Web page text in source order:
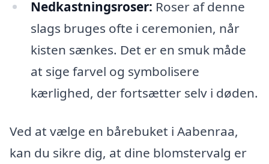
Nedkastningsroser: Roser af denne
slags bruges ofte i ceremonien, når
kisten sænkes. Det er en smuk måde
at sige farvel og symbolisere
kærlighed, der fortsætter selv i døden.
Ved at vælge en bårebuket i Aabenraa,
kan du sikre dig, at dine blomstervalg er